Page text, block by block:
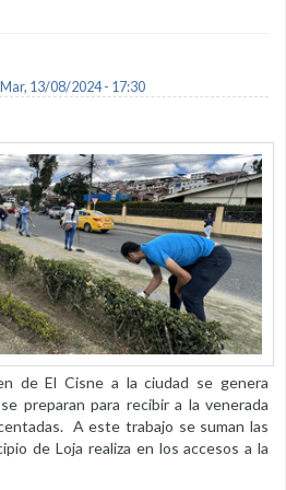
13/08/2024 - 17:30
de El Cisne a la ciudad se genera
preparan para recibir a la venerada
A este trabajo se suman las
de Loja realiza en los accesos a la